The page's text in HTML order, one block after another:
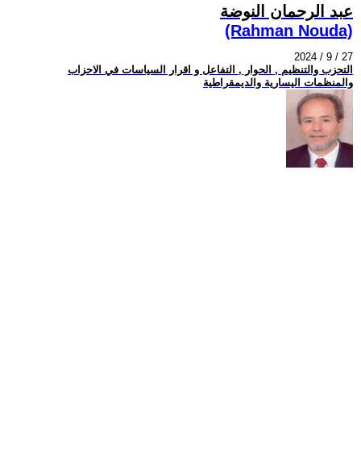
عبد الرحمان النوضة
(Rahman Nouda)
2024 / 9 / 27
التحزب والتنظيم , الحوار , التفاعل و اقرار السياسات في الاحزاب
والمنظمات اليسارية والديمقراطية